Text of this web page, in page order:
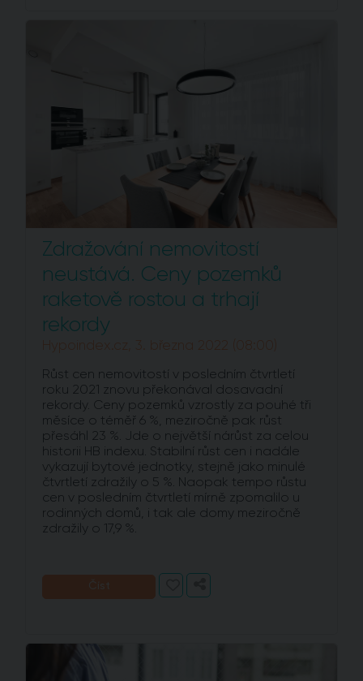
Zdražování nemovitostí
neustává. Ceny pozemků
raketově rostou a trhají
rekordy
Hypoindex.cz, 3. března 2022 (08:00)
Růst cen nemovitostí v posledním čtvrtletí
roku 2021 znovu překonával dosavadní
rekordy. Ceny pozemků vzrostly za pouhé tři
měsíce o téměř 6 %, meziročně pak růst
přesáhl 23 %. Jde o největší nárůst za celou
historii HB indexu. Stabilní růst cen i nadále
vykazují bytové jednotky, stejně jako minulé
čtvrtletí zdražily o 5 %. Naopak tempo růstu
cen v posledním čtvrtletí mírně zpomalilo u
rodinných domů, i tak ale domy meziročně
zdražily o 17,9 %.
Číst